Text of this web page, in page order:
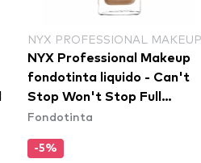
NYX PROFESSIONAL MAKEUP
NYX Professional Makeup
fondotinta liquido - Can't
Stop Won't Stop Full
Coverage Foundation -
Fondotinta
-5%